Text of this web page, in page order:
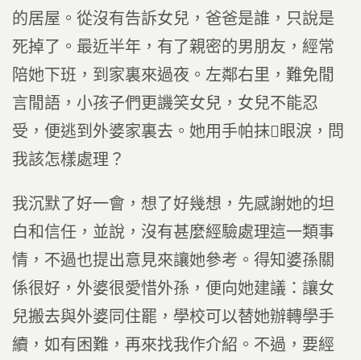
的居屋。從沒有告訴女兒，爸爸是誰，只說是
死掉了。最近半年，有了親密的男朋友，經常
陪她下班，到家裏來過夜。左鄰右里，難免閒
言閒語，小孩子們更譏笑女兒，女兒不能忍
受，便逃到外婆家裏去。她用手帕抹眼淚，問
我該怎樣處理？
我沉默了好一會，想了好幾想，先感謝她的坦
白和信任，並說，沒有甚麼經驗處理這一類事
情，不過也提出意見來讓她參考。得知婆孫關
係很好，外婆很愛惜外孫，便向她建議：讓女
兒搬去與外婆同住罷，學校可以替她辦轉學手
續，如有困難，再來找我作介紹。不過，要經